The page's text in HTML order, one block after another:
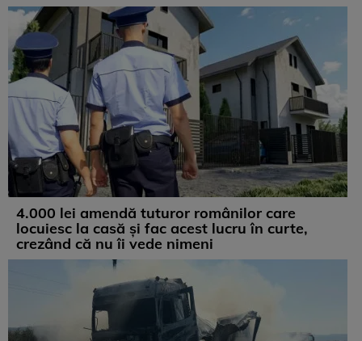
4.000 lei amendă tuturor românilor care
locuiesc la casă și fac acest lucru în curte,
crezând că nu îi vede nimeni